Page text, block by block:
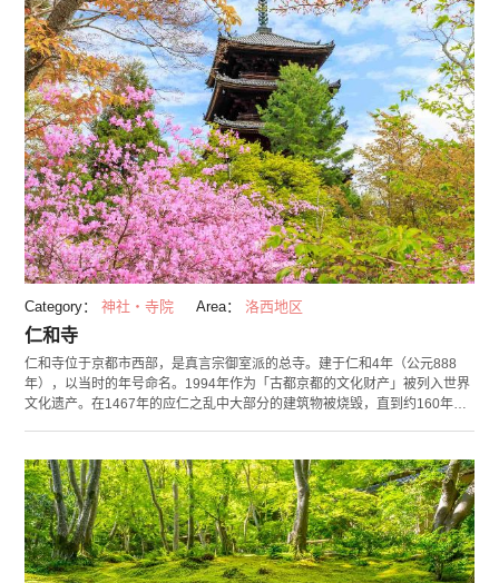
腮呈沉思状的唯美身姿堪称日本第一。在这里可获取的御朱印有“弥勒菩萨”
和“太子枫野别宫”这两种。 毎年10月这里会举办被称为京都三大奇祭之一的
“太秦牛祭”，届时将有带着奇异面具的摩多罗神以怪异的语调朗读祭文，这
个祭祀活动还被指定为市的无形民俗文化财产。
Category： 神社・寺院 Area： 洛西地区
仁和寺
仁和寺位于京都市西部，是真言宗御室派的总寺。建于仁和4年（公元888
年），以当时的年号命名。1994年作为「古都京都的文化财产」被列入世界
文化遗产。在1467年的应仁之乱中大部分的建筑物被烧毁，直到约160年后
化财产「五重塔」，「仁王门」和「御影堂」等江户时代的历史建筑。在院
内的「灵宝馆」里收藏着国宝「阿弥陀三尊像」及重要文化财产「吉祥天立
像」，在春秋季举办的名宝展活动中会对外展示。作为树高略矮，花期较晚
的樱花“御室樱”胜地被众人喜爱。每年春天淡粉色的樱花都会为寺内增添一
分美丽的色彩。